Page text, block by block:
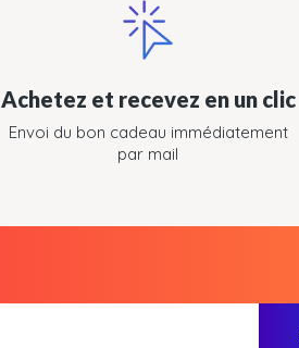
Achetez et recevez en un clic
Envoi du bon cadeau immédiatement
par mail